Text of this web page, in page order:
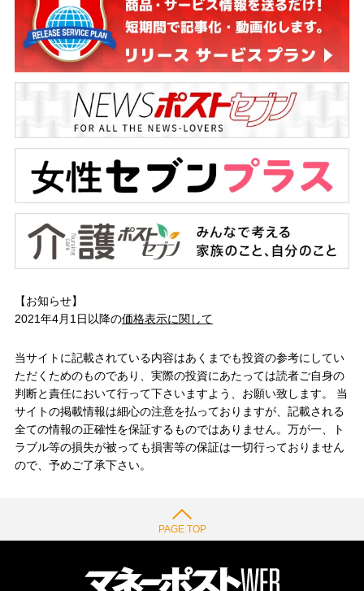
【お知らせ】
2021年4月1日以降の価格表示に関して
当サイトに記載されている内容はあくまでも投資の参考にしてい
ただくためのものであり、実際の投資にあたっては読者ご自身の
判断と責任において行って下さいますよう、お願い致します。 当
サイトの掲載情報は細心の注意を払っておりますが、記載される
全ての情報の正確性を保証するものではありません。万が一、ト
ラブル等の損失が被っても損害等の保証は一切行っておりません
ので、予めご了承下さい。
PAGE TOP